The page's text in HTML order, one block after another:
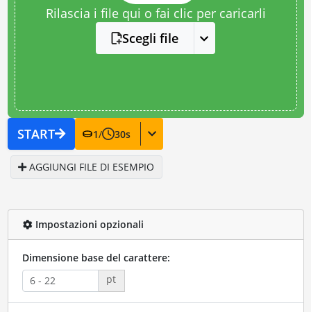
Rilascia i file qui o fai clic per caricarli
Scegli file
START 1/ 30s
AGGIUNGI FILE DI ESEMPIO
Impostazioni opzionali
Dimensione base del carattere:
pt